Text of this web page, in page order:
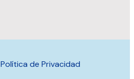
Política de Privacidad